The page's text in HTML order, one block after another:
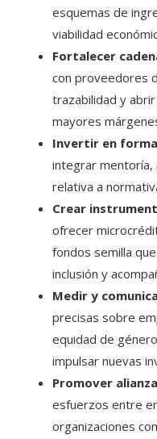
esquemas de
viabilidad
Fortalecer
con proveedores
trazabilidad y
mayores
Invertir en
integrar mentoría,
relativa a
Crear
ofrecer
fondos semilla
inclusión y
Medir y
precisas sobre
equidad de
impulsar nuevas
Promover
esfuerzos entre
organizaciones